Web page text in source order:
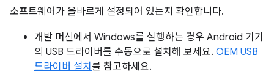
소프트웨어가 올바르게 설정되어 있는지 확인합니다.
개발 머신에서 Windows를 실행하는 경우 Android 기기
의 USB 드라이버를 수동으로 설치해 보세요. OEM USB
드라이버 설치 를 참고하세요.